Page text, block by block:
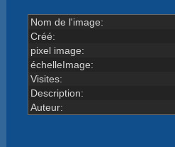
Nom de l'image:
Créé:
pixel image:
échelleImage:
Visites:
Description:
Auteur: